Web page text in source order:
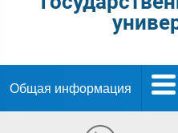
Общая информация